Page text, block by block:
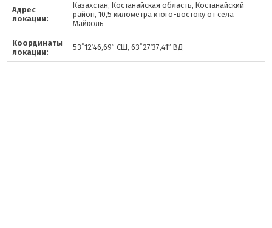
Адрес
локации:
Казахстан, Костанайская область, Костанайский
район, 10,5 километра к юго-востоку от села
Майколь
Координаты
локации:
53˚12′46,69″ СШ, 63˚27′37,41″ ВД